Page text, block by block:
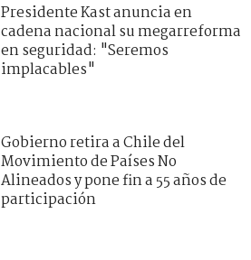
Presidente Kast anuncia en
cadena nacional su megarreforma
en seguridad: "Seremos
implacables"
Gobierno retira a Chile del
Movimiento de Países No
Alineados y pone fin a 55 años de
participación